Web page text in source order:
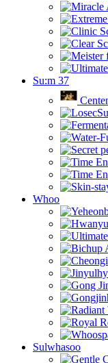
Su:m 37
Whoo
Sulwhasoo